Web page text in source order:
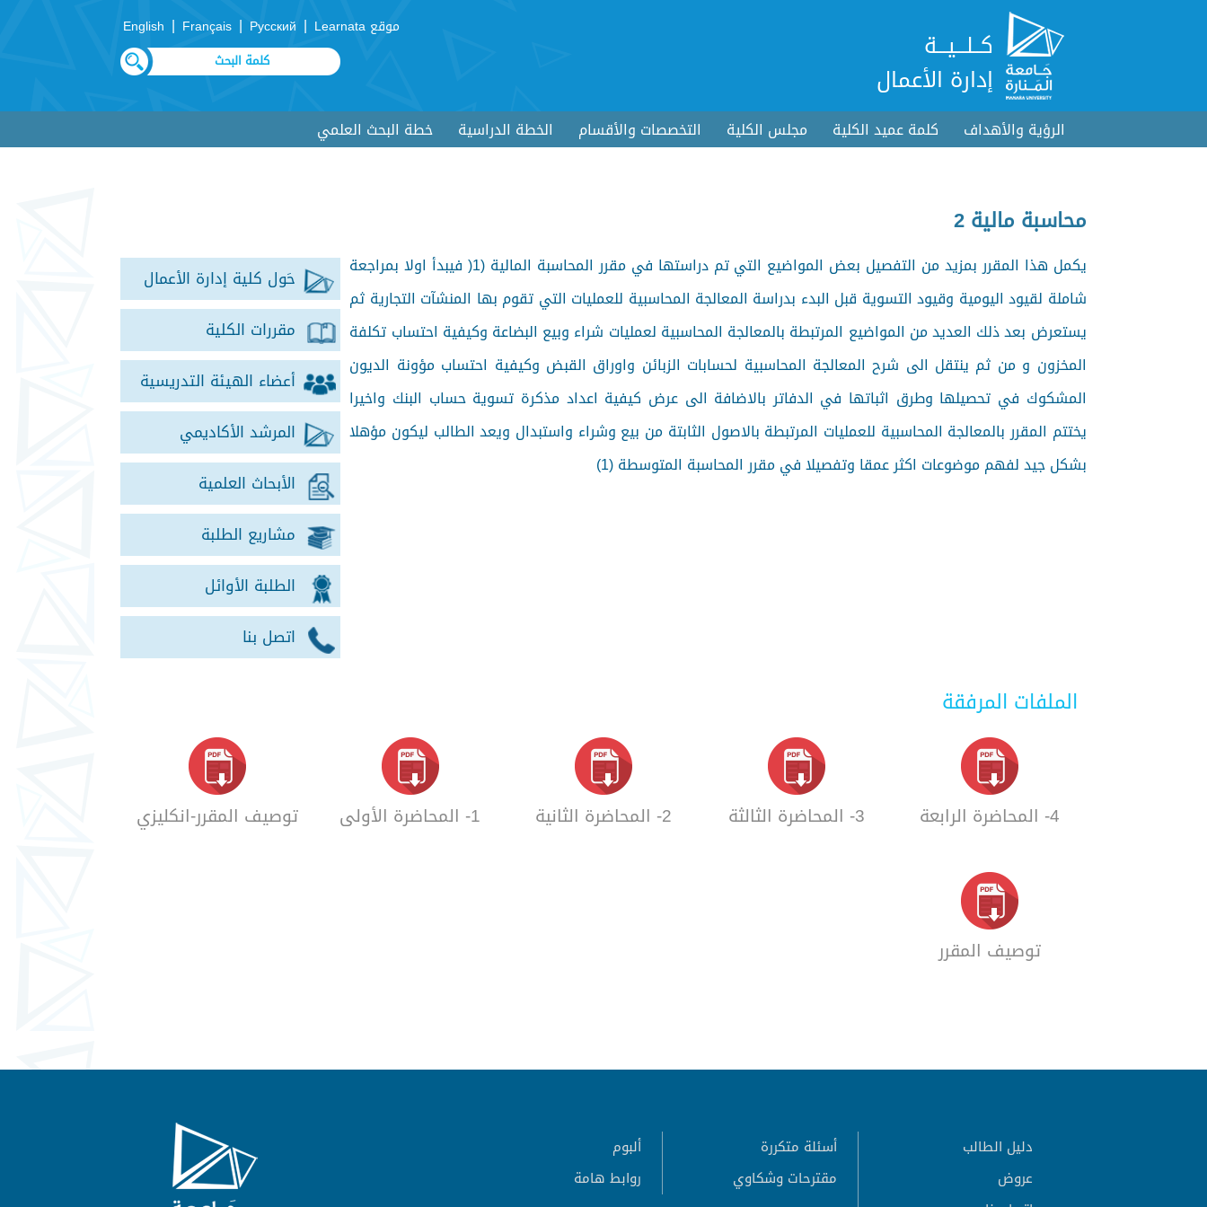
كــلـــيـــة
إدارة الأعمال
موقع Learnata |
Русский
|
Français
|
English
الرؤية والأهداف كلمة عميد الكلية مجلس الكلية التخصصات والأقسام الخطة الدراسية خطة البحث العلمي
محاسبة مالية 2
حَول كلية إدارة الأعمال
مقررات الكلية
أعضاء الهيئة التدريسية
المرشد الأكاديمي
الأبحاث العلمية
مشاريع الطلبة
الطلبة الأوائل
اتصل بنا
يكمل هذا المقرر بمزيد من التفصيل بعض المواضيع التي تم دراستها في مقرر المحاسبة المالية (1( فيبدأ اولا بمراجعة
شاملة لقيود اليومية وقيود التسوية قبل البدء بدراسة المعالجة المحاسبية للعمليات التي تقوم بها المنشآت التجارية ثم
يستعرض بعد ذلك العديد من المواضيع المرتبطة بالمعالجة المحاسبية لعمليات شراء وبيع البضاعة وكيفية احتساب تكلفة
المخزون و من ثم ينتقل الى شرح المعالجة المحاسبية لحسابات الزبائن واوراق القبض وكيفية احتساب مؤونة الديون
المشكوك في تحصيلها وطرق اثباتها في الدفاتر بالاضافة الى عرض كيفية اعداد مذكرة تسوية حساب البنك واخيرا
يختتم المقرر بالمعالجة المحاسبية للعمليات المرتبطة بالاصول الثابتة من بيع وشراء واستبدال ويعد الطالب ليكون مؤهلا
بشكل جيد لفهم موضوعات اكثر عمقا وتفصيلا في مقرر المحاسبة المتوسطة (1)
الملفات المرفقة
4- المحاضرة الرابعة 3- المحاضرة الثالثة 2- المحاضرة الثانية 1- المحاضرة الأولى توصيف المقرر-انكليزي
توصيف المقرر
دليل الطالب أسئلة متكررة
ألبوم
عروض
مقترحات وشكاوي
روابط هامة